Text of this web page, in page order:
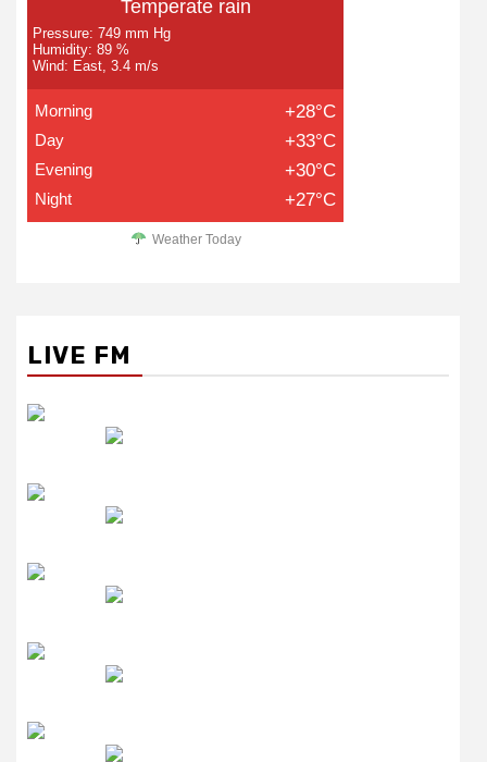
Temperate rain
Pressure: 749 mm Hg
Humidity: 89 %
Wind: East, 3.4 m/s
Morning +28°C
Day +33°C
Evening +30°C
Night +27°C
Weather Today
LIVE FM